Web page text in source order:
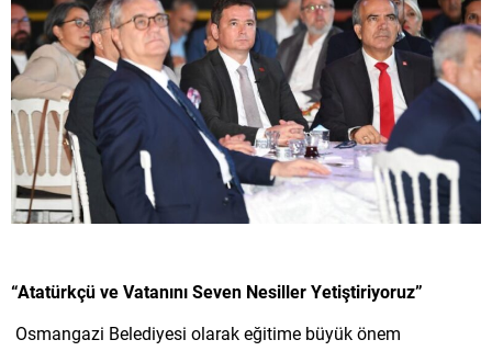
“Atatürkçü ve Vatanını Seven Nesiller Yetiştiriyoruz”
Osmangazi Belediyesi olarak eğitime büyük önem